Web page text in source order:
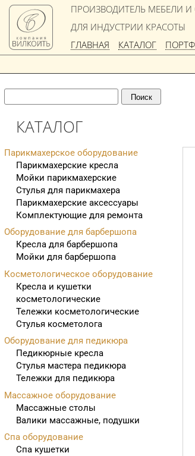
ПРОИЗВОДИТЕЛЬ МЕБЕЛИ
ДЛЯ ИНДУСТРИИ КРАСОТЫ
ГЛАВНАЯ
КАТАЛОГ
КАТАЛОГ
Парикмахерское оборудование
Парикмахерские кресла
Мойки парикмахерские
Стулья для парикмахера
Парикмахерские аксессуары
Комплектующие для ремонта
Оборудование для барбершопа
Кресла для барбершопа
Мойки для барбершопа
Косметологическое оборудование
Кресла и кушетки
косметологические
Тележки косметологические
Стулья косметолога
Оборудование для педикюра
Педикюрные кресла
Стулья мастера педикюра
Тележки для педикюра
Массажное оборудование
Массажные столы
Валики массажные, подушки
Спа оборудование
Спа кушетки